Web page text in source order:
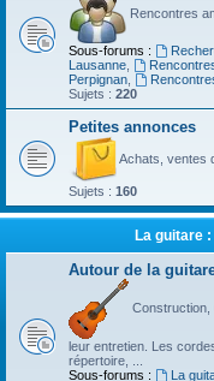
Rencontres
Sous-forums :
Lausanne
Perpignan
Sujets : 220
Petites annonces
Achats, ventes
Sujets : 160
La guitare
Autour de la
Construction,
leur entretien. Les
répertoire, ...
Sous-forums :
La